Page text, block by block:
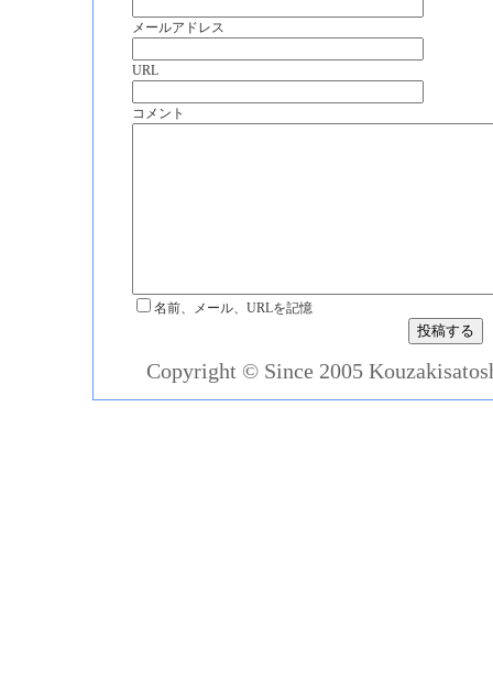
メールアドレス
URL
コメント
名前、メール、URLを記憶
Copyright © Since 2005